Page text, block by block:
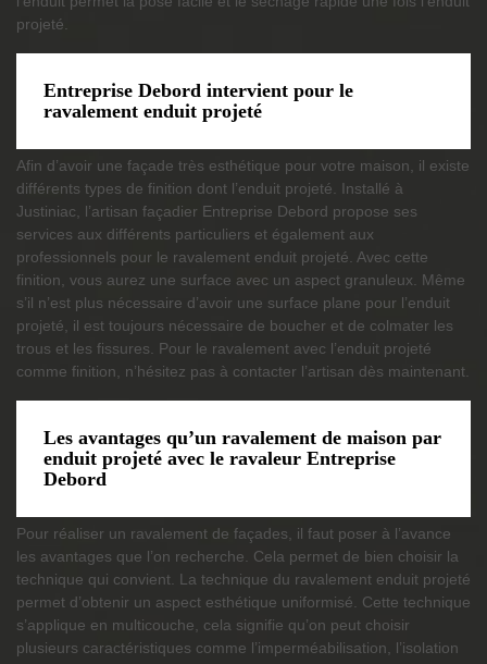
projeté.
Entreprise Debord intervient pour le
ravalement enduit projeté
Afin d’avoir une façade très esthétique pour votre maison, il existe
différents types de finition dont l’enduit projeté. Installé à
Justiniac, l’artisan façadier Entreprise Debord propose ses
services aux différents particuliers et également aux
professionnels pour le ravalement enduit projeté. Avec cette
finition, vous aurez une surface avec un aspect granuleux. Même
s’il n’est plus nécessaire d’avoir une surface plane pour l’enduit
projeté, il est toujours nécessaire de boucher et de colmater les
trous et les fissures. Pour le ravalement avec l’enduit projeté
comme finition, n’hésitez pas à contacter l’artisan dès maintenant.
Les avantages qu’un ravalement de maison par
enduit projeté avec le ravaleur Entreprise
Debord
Pour réaliser un ravalement de façades, il faut poser à l’avance
les avantages que l’on recherche. Cela permet de bien choisir la
technique qui convient. La technique du ravalement enduit projeté
permet d’obtenir un aspect esthétique uniformisé. Cette technique
s’applique en multicouche, cela signifie qu’on peut choisir
plusieurs caractéristiques comme l’imperméabilisation, l’isolation